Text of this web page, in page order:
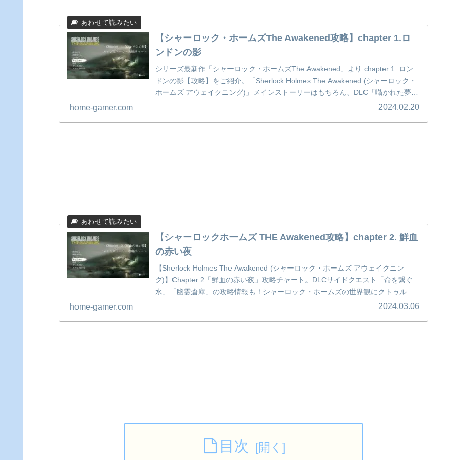
【シャーロック・ホームズThe Awakened攻略】chapter 1.ロ
ンドンの影
シリーズ最新作「シャーロック・ホームズThe Awakened」より chapter 1. ロン
ドンの影【攻略】をご紹介。「Sherlock Holmes The Awakened (シャーロック・
ホームズ アウェイクニング)」メインストーリーはもちろん、DLC「囁かれた夢」
に収録されているサイドクエストの攻略も掲載中！至極のミステリー×クトゥルフ
home-gamer.com 2024.02.20
【シャーロックホームズ THE Awakened攻略】chapter 2. 鮮血
の赤い夜
【Sherlock Holmes The Awakened (シャーロック・ホームズ アウェイクニン
グ)】Chapter 2「鮮血の赤い夜」攻略チャート。DLCサイドクエスト「命を繋ぐ
水」「幽霊倉庫」の攻略情報も！シャーロック・ホームズの世界観にクトゥルフ
神話を少しミックスしたホラーテイストなミステリーをお楽しみくださいませ♪
home-gamer.com 2024.03.06
目次